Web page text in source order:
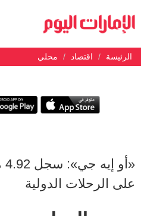
الرئيسة اقتصاد محلي
على الرحلات الدولية